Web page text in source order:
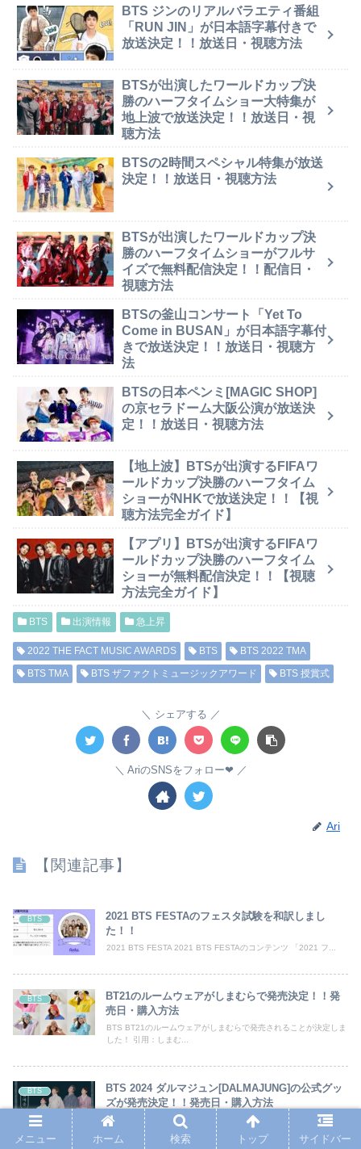
BTS ジンのリアルバラエティ番組
「RUN JIN」が日本語字幕付きで
放送決定！！放送日・視聴方法
BTSが出演したワールドカップ決
勝のハーフタイムショー大特集が
地上波で放送決定！！放送日・視
聴方法
BTSの2時間スペシャル特集が放送
決定！！放送日・視聴方法
BTSが出演したワールドカップ決
勝のハーフタイムショーがフルサ
イズで無料配信決定！！配信日・
視聴方法
BTSの釜山コンサート「Yet To
Come in BUSAN」が日本語字幕付
きで放送決定！！放送日・視聴方
法
BTSの日本ペンミ[MAGIC SHOP]
の京セラドーム大阪公演が放送決
定！！放送日・視聴方法
【地上波】BTSが出演するFIFAワ
ールドカップ決勝のハーフタイム
ショーがNHKで放送決定！！【視
聴方法完全ガイド】
【アプリ】BTSが出演するFIFAワ
ールドカップ決勝のハーフタイム
ショーが無料配信決定！！【視聴
方法完全ガイド】
BTS 出演情報 急上昇
2022 THE FACT MUSIC AWARDS BTS
BTS 2022 TMA
BTS TMA
BTS ザファクトミュージックアワード BTS 授賞式
シェアする
AriのSNSをフォロー❤︎
Ari
【関連記事】
BTS
2021 BTS FESTAのフェスタ試験を和訳しまし
た！！
2021 BTS FESTA 2021 BTS FESTAのコンテンツ 「2021 フ...
BTS
BT21のルームウェアがしまむらで発売決定！！発
売日・購入方法
BTS BT21のルームウェアがしまむらで発売されることが決定しま
した！ 引用：しまむ...
BTS
BTS 2024 ダルマジュン[DALMAJUNG]の公式グッ
ズが発売決定！！発売日・購入方法
BTS BTSの秋夕の特別なコレクション 『2024 달마중 』 が発売さ
メニュー ホーム 検索 トップ サイドバー